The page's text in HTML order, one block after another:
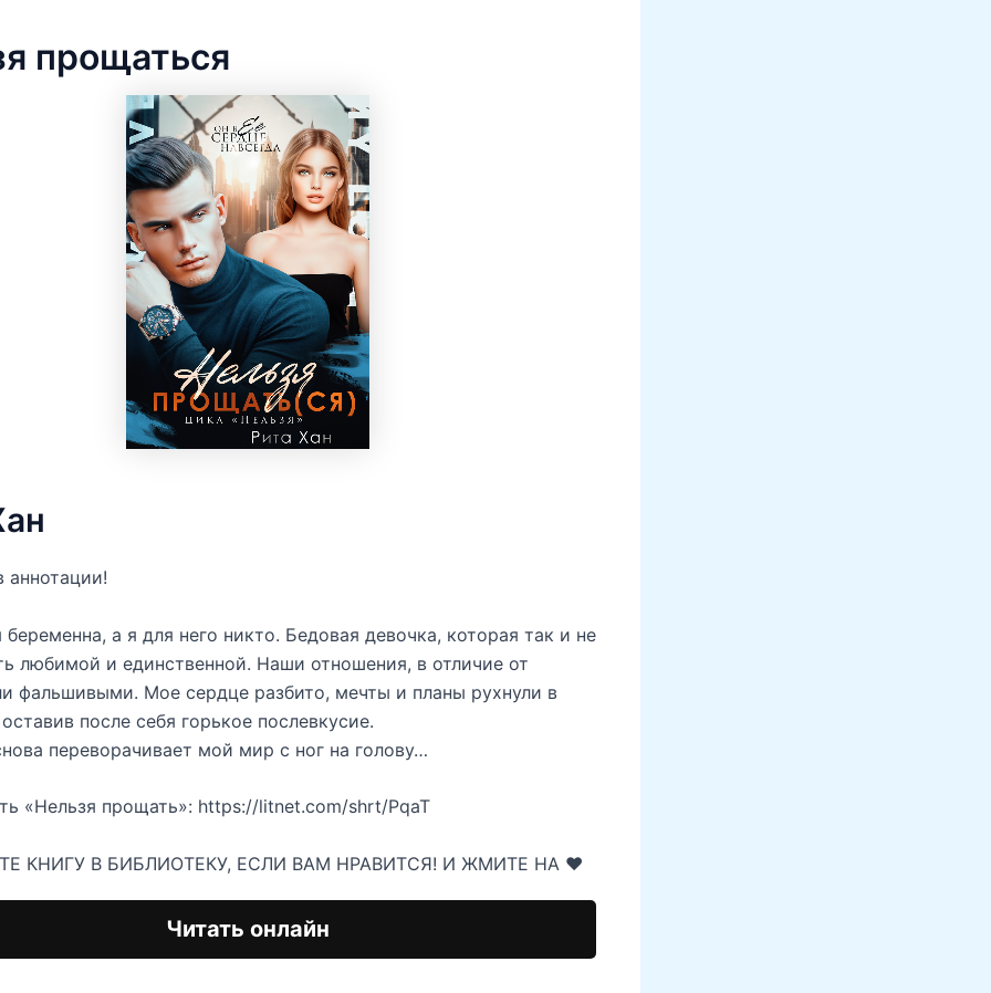
прощаться
а я для него никто. Бедовая девочка, которая так и не
любимой и единственной. Наши отношения, в отличие от
фальшивыми. Мое сердце разбито, мечты и планы рухнули в
после себя горькое послевкусие.
переворачивает мой мир с ног на голову…
«Нельзя прощать»: https://litnet.com/shrt/PqaT
КНИГУ В БИБЛИОТЕКУ, ЕСЛИ ВАМ НРАВИТСЯ! И ЖМИТЕ НА ♥️
Читать онлайн